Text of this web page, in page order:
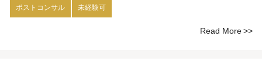
ポストコンサル 未経験可
Read More